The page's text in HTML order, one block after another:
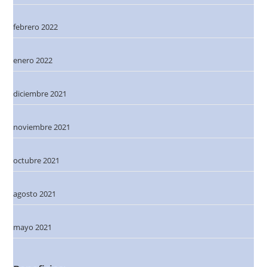
febrero 2022
enero 2022
diciembre 2021
noviembre 2021
octubre 2021
agosto 2021
mayo 2021